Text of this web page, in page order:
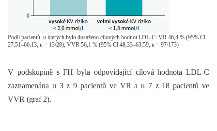
Podíl pacientů, u kterých bylo dosaženo cílových hodnot LDL-C: VR 46,4 % (95% Cl
27,51–66,13; n = 13/28); VVR 56,1 % (95% Cl 48,33–63,59; n = 97/173)
V podskupině s FH byla odpovídající cílová hodnota LDL-C
zaznamenána u 3 z 9 pacientů ve VR a u 7 z 18 pacientů ve
VVR (graf 2).